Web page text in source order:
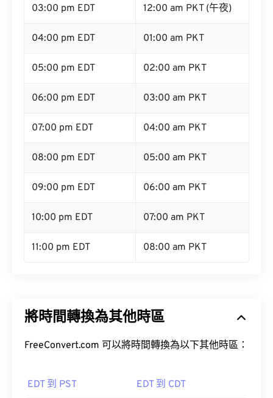
03:00 pm EDT 12:00 am PKT (午夜)
04:00 pm EDT 01:00 am PKT
05:00 pm EDT 02:00 am PKT
06:00 pm EDT 03:00 am PKT
07:00 pm EDT 04:00 am PKT
08:00 pm EDT 05:00 am PKT
09:00 pm EDT 06:00 am PKT
10:00 pm EDT 07:00 am PKT
11:00 pm EDT 08:00 am PKT
將時間轉換為其他時區
FreeConvert.com 可以將時間轉換為以下其他時區：
EDT 到 PST EDT 到 CDT